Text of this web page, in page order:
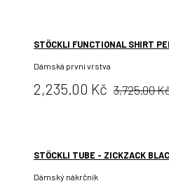
STÖCKLI FUNCTIONAL SHIRT
Dámská první vrstva
Cena:
2,235.00 Kč Původní
3,725.00
STÖCKLI TUBE - ZICKZACK
Dámský nákrčník